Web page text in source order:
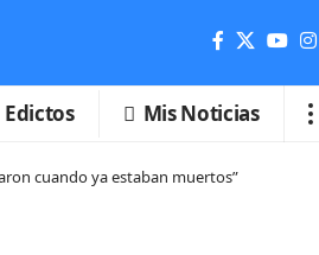
Edictos Mis Noticias
cuando ya estaban muertos”